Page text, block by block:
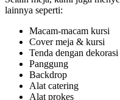
lainnya seperti:
Macam-macam kursi
Cover meja & kursi
Tenda dengan dekorasi
Panggung
Backdrop
Alat catering
Alat prokes